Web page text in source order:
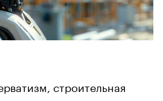
строительная